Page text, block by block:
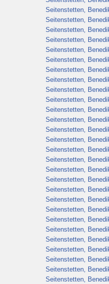
Seitenstetten,
Seitenstetten,
Seitenstetten,
Seitenstetten,
Seitenstetten,
Seitenstetten,
Seitenstetten,
Seitenstetten,
Seitenstetten,
Seitenstetten,
Seitenstetten,
Seitenstetten,
Seitenstetten,
Seitenstetten,
Seitenstetten,
Seitenstetten,
Seitenstetten,
Seitenstetten,
Seitenstetten,
Seitenstetten,
Seitenstetten,
Seitenstetten,
Seitenstetten,
Seitenstetten,
Seitenstetten,
Seitenstetten,
Seitenstetten,
Seitenstetten,